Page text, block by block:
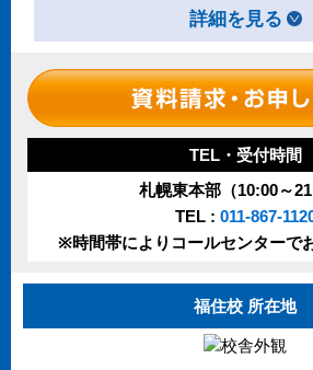
詳細を見る
TEL・受付時間
札幌東本部（10:00～
TEL : 011-867-
※時間帯によりコールセンターで
福住校 所在地